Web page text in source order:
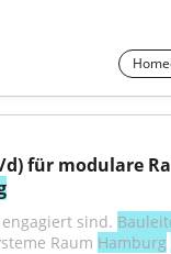
für modulare
sind.
Raum Hamburg